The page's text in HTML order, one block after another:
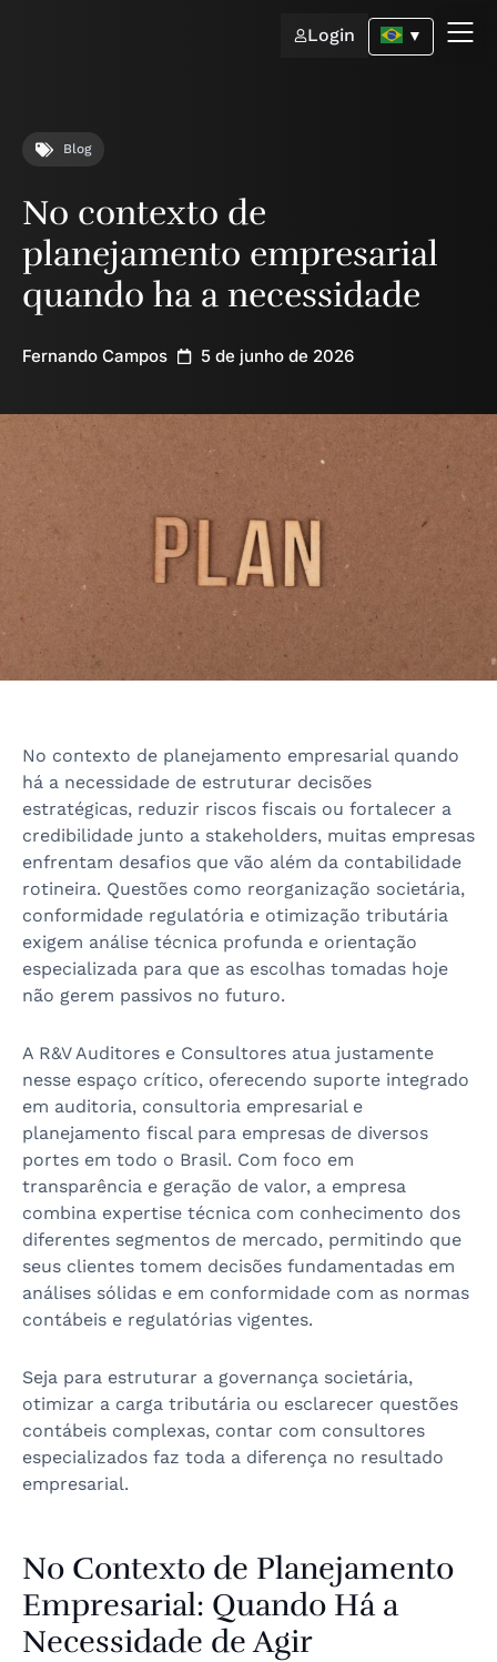
Login ▼
Blog
No contexto de
planejamento empresarial
quando ha a necessidade
Fernando Campos 5 de junho de 2026
No contexto de planejamento empresarial quando
há a necessidade de estruturar decisões
estratégicas, reduzir riscos fiscais ou fortalecer a
credibilidade junto a stakeholders, muitas empresas
enfrentam desafios que vão além da contabilidade
rotineira. Questões como reorganização societária,
conformidade regulatória e otimização tributária
exigem análise técnica profunda e orientação
especializada para que as escolhas tomadas hoje
não gerem passivos no futuro.
A R&V Auditores e Consultores atua justamente
nesse espaço crítico, oferecendo suporte integrado
em auditoria, consultoria empresarial e
planejamento fiscal para empresas de diversos
portes em todo o Brasil. Com foco em
transparência e geração de valor, a empresa
combina expertise técnica com conhecimento dos
diferentes segmentos de mercado, permitindo que
seus clientes tomem decisões fundamentadas em
análises sólidas e em conformidade com as normas
contábeis e regulatórias vigentes.
Seja para estruturar a governança societária,
otimizar a carga tributária ou esclarecer questões
contábeis complexas, contar com consultores
especializados faz toda a diferença no resultado
empresarial.
No Contexto de Planejamento
Empresarial: Quando Há a
Necessidade de Agir